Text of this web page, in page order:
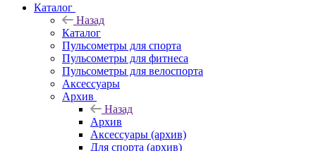
Каталог
Назад
Каталог
Пульсометры для спорта
Пульсометры для фитнеса
Пульсометры для велоспорта
Аксессуары
Архив
Назад
Архив
Аксессуары (архив)
Для спорта (архив)